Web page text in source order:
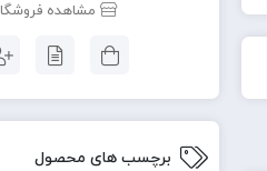
مشاهده
برچسب های محصول